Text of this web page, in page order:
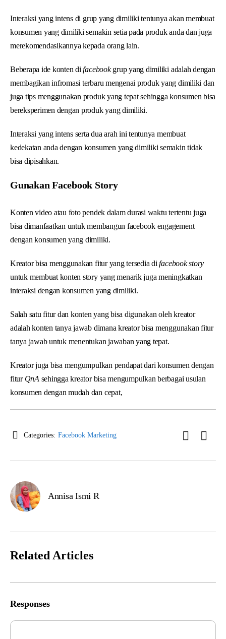
Interaksi yang intens di grup yang dimiliki tentunya akan membuat
konsumen yang dimiliki semakin setia pada produk anda dan juga
merekomendasikannya kepada orang lain.
Beberapa ide konten difacebookgrup yang dimiliki adalah dengan
membagikan infromasi terbaru mengenai produk yang dimiliki dan
juga tips menggunakan produk yang tepat sehingga konsumen bisa
bereksperimen dengan produk yang dimiliki.
Interaksi yang intens serta dua arah ini tentunya membuat
kedekatan anda dengan konsumen yang dimiliki semakin tidak
bisa dipisahkan.
Gunakan Facebook Story
Konten video atau foto pendek dalam durasi waktu tertentu juga
bisa dimanfaatkan untuk membangun facebook engagement
dengan konsumen yang dimiliki.
Kreator bisa menggunakan fitur yang tersedia difacebook story
untuk membuat konten story yang menarik juga meningkatkan
interaksi dengan konsumen yang dimiliki.
Salah satu fitur dan konten yang bisa digunakan oleh kreator
adalah konten tanya jawab dimana kreator bisa menggunakan fitur
tanya jawab untuk menentukan jawaban yang tepat.
Kreator juga bisa mengumpulkan pendapat dari konsumen dengan
fitur QnA sehingga kreator bisa mengumpulkan berbagai usulan
konsumen dengan mudah dan cepat,
Categories: Facebook Marketing
Annisa Ismi R
Related Articles
Responses